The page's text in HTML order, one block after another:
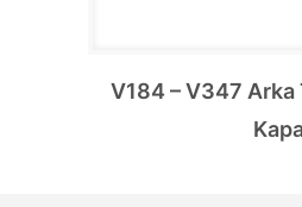
V184 – V347 Arka